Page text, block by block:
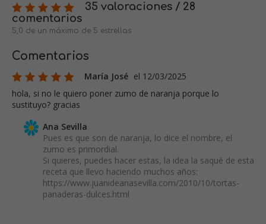
35 valoraciones / 28
comentarios
5,0 de un máximo de 5 estrellas
Comentarios
María José el 12/03/2025
hola, si no le quiero poner zumo de naranja porque lo
sustituyo? gracias
Ana Sevilla
Pues es que son de naranja, lo dice el nombre, el
zumo es primordial.
Si quieres, puedes hacer estas, la idea la saqué de esta
receta que llevo haciendo muchos años:
https://www.juanideanasevilla.com/2010/10/tortas-
panaderas-dulces.html